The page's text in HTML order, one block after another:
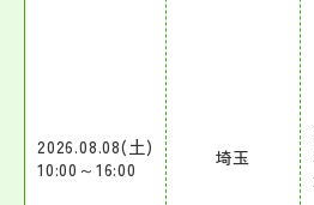
学校からのお知らせ
学校HP最新情報
2026.08.08(土)
10:00～16:00
埼玉